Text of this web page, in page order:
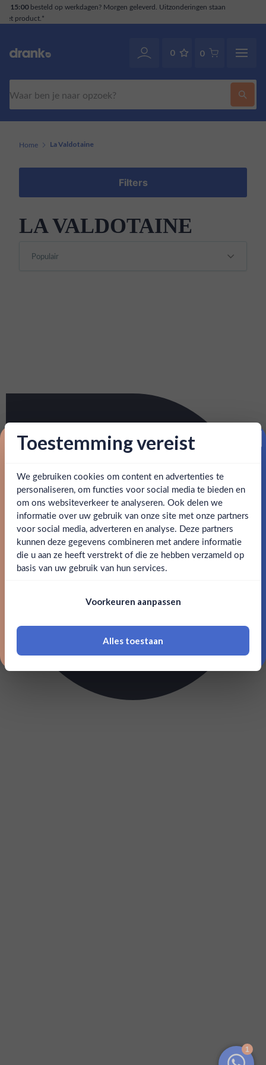
staan
Klantenservice070-2141946 . Ook via WhatsApp.
0 0
Ben jij 18 jaar of ouder?
Ja Nee
18 jaar of ouder zijn
Home La Valdotaine
Filters
LA VALDOTAINE
Toestemming vereist
We gebruiken cookies om content en advertenties te
personaliseren, om functies voor social media te bieden en
om ons websiteverkeer te analyseren. Ook delen we
informatie over uw gebruik van onze site met onze partners
voor social media, adverteren en analyse. Deze partners
kunnen deze gegevens combineren met andere informatie
die u aan ze heeft verstrekt of die ze hebben verzameld op
basis van uw gebruik van hun services.
Voorkeuren aanpassen
Alles toestaan
Proost op je eerste korting!
Schrijf je in en ontvang direct 5% korting op je eerste
bestelling.
Email
Claim mijn korting